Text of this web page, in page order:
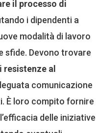
il processo di
i dipendenti a
modalità di lavoro
sfide. Devono trovare
al
comunicazione
È loro compito fornire
delle iniziative